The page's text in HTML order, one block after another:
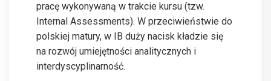
pracę wykonywaną w trakcie kursu (tzw.
Internal Assessments). W przeciwieństwie do
polskiej matury, w IB duży nacisk kładzie się
na rozwój umiejętności analitycznych i
interdyscyplinarność.